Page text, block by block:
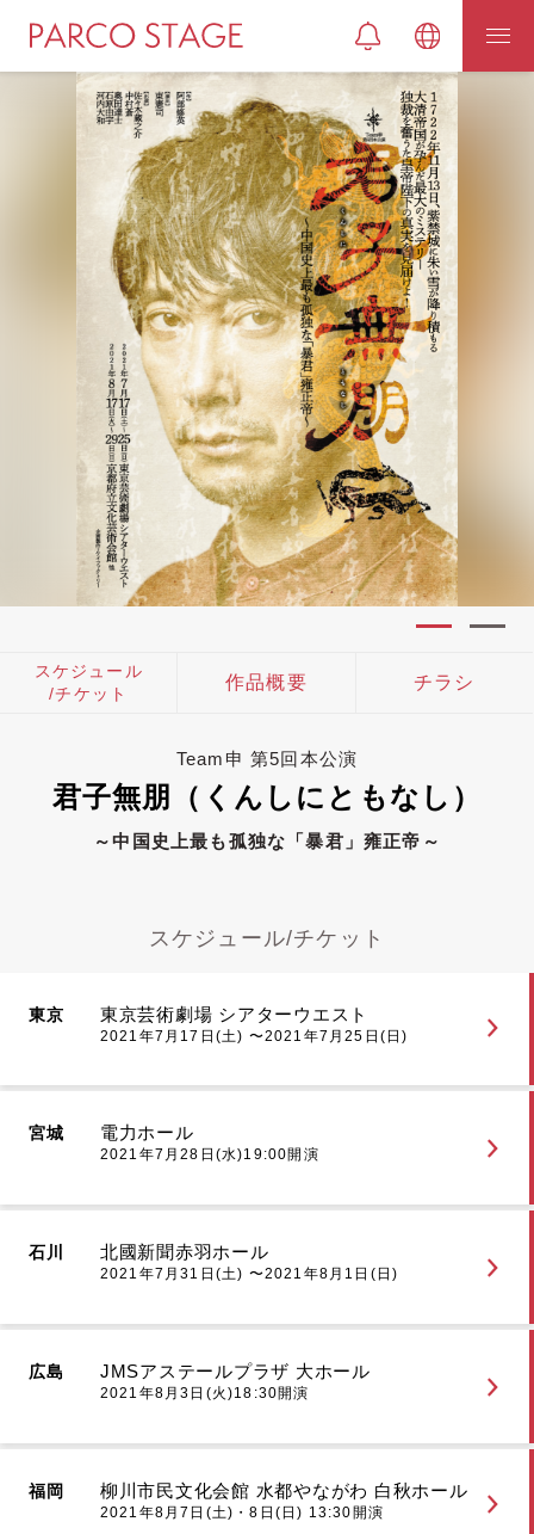
スケジュール
/チケット
作品概要 チラシ
Team申 第5回本公演
君子無朋（くんしにともなし）
～中国史上最も孤独な「暴君」雍正帝～
スケジュール/チケット
東京 東京芸術劇場 シアターウエスト
2021年7月17日(土) 〜2021年7月25日(日)
宮城 電力ホール
2021年7月28日(水)19:00開演
石川 北國新聞赤羽ホール
2021年7月31日(土) 〜2021年8月1日(日)
広島 JMSアステールプラザ 大ホール
2021年8月3日(火)18:30開演
福岡 柳川市民文化会館 水都やながわ 白秋ホール
2021年8月7日(土)・8日(日) 13:30開演